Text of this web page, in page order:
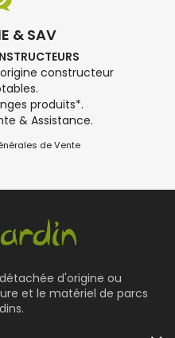
& SAV
constructeur
produits*.
& Assistance.
de Vente
d'origine ou
et le matériel de parcs